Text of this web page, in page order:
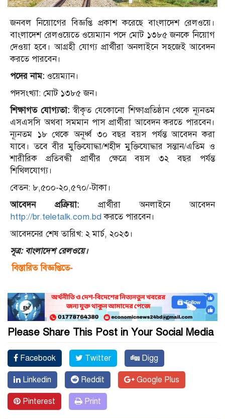
জনবল নিয়োগের বিজ্ঞপ্তি প্রকাশ করেছে বাংলাদেশ রেলওয়ে।
বাংলাদেশ রেলওয়েতে ওয়েম্যান পদে মোট ১৩৮৫ জনকে নিয়োগ
দেওয়া হবে। আগ্রহী যোগ্য প্রার্থীরা অনলাইনে সহজেই আবেদন
করতে পারবেন।
পদের নাম: ওয়েম্যান।
পদসংখ্যা: মোট ১৩৮৫ জন।
শিক্ষাগত যোগ্যতা:স্বীকৃত যেকোনো শিক্ষাপ্রতিষ্ঠান থেকে ন্যূনতম
এসএসসি অথবা সমমান পাস প্রার্থীরা আবেদন করতে পারবেন।
ন্যূনতম ১৮ থেকে অনূর্ধ্ব ৩০ বছর বয়স পর্যন্ত আবেদন করা
যাবে। তবে বীর মুক্তিযোদ্ধা/শহীদ মুক্তিযোদ্ধার সন্তান/এতিম ও
শারীরিক প্রতিবন্ধী প্রার্থীর ক্ষেত্রে বয়স ৩২ বছর পর্যন্ত
শিথিলযোগ্য।
বেতন: ৮,৫০০-২০,৫৭০/-টাকা।
আবেদন প্রক্রিয়া: প্রার্থীরা অনলাইনে আবেদন
http://br.teletalk.com.bdকরতে পারবেন।
আবেদনের শেষ তারিখ: ২ মার্চ, ২০২৩।
সূত্র: বাংলাদেশ রেলওয়ে।
বিস্তারিত বিজ্ঞপ্তিতে-
Please Share This Post in Your Social Media
Facebook Twitter Digg
Linkedin Reddit Google Plus
Pinterest Print